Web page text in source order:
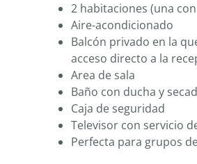
2 habitaciones (una con
Aire-acondicionado
Balcón privado en la
acceso directo a la
Area de sala
Baño con ducha y
Caja de seguridad
Televisor con servicio
Perfecta para grupos